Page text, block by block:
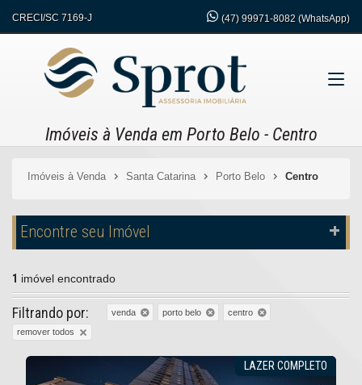
CRECI/SC 7169-J (47) 99971-8082 (WhatsApp)
Imóveis à Venda em Porto Belo - Centro
Imóveis à Venda Santa Catarina Porto Belo Centro
Encontre seu Imóvel
1 imóvel encontrado
Filtrando por: venda porto belo
centro
remover todos
LAZER COMPLETO